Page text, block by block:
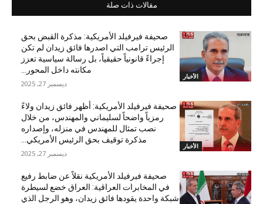
مقالات ذات صلة
الأخبار
صحيفة فيرفيلد الأمريكية: مذكرة القبض بحق
الرئيس ترامب التي اصدرها فائق زيدان لم تكن
إجراءً قانونياً حقيقياً، بل رسالة سياسية تعزز
مكانته داخل المحور...
ديسمبر 27, 2025
الأخبار
صحيفة فيرفيلد الأمريكية: أظهر فائق زيدان ولاءً
رمزياً واضحاً لسليماني والمهندس، من خلال
نصب تمثال للمهندس في منزله، وإصداره
مذكرة توقيف بحق الرئيس الأمريكي...
ديسمبر 27, 2025
صحيفة فيرفيلد الأمريكية نقلاً عن ضابط رفيع
في المخابرات العراقية: العراق خضع لسيطرة
شبكة واحدة يقودها فائق زيدان، وهو الرجل الذي